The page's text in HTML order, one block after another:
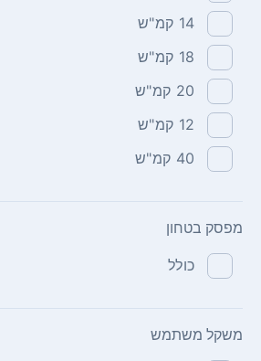
14‏ קמ"ש
18‏ קמ"ש
20‏ קמ"ש
12‏ קמ"ש
40‏ קמ"ש
מפסק בטחון
כולל
משקל משתמש